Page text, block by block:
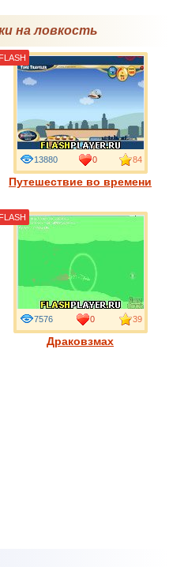
на ловкость
Путешествие во времени
13880 0 84
FLASH
Драковзмах
7576 0 39
FLASH